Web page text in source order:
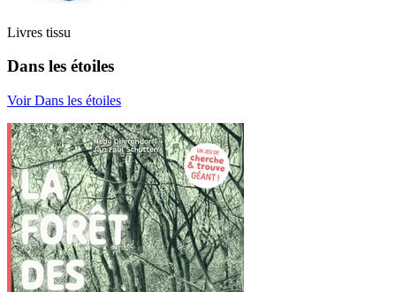
Livres tissu
Dans les étoiles
Voir Dans les étoiles